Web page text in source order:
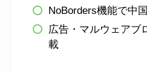
NoBorders機能で中
広告・マルウェアブ
載